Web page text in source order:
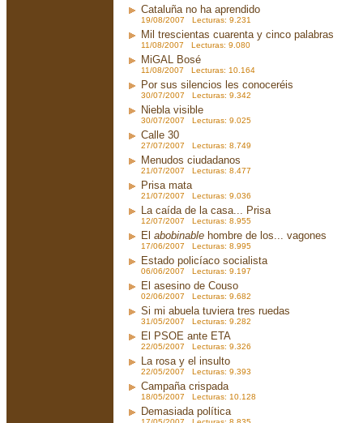
Cataluña no ha aprendido
19/08/2007 Lecturas: 9.231
Mil trescientas cuarenta y cinco palabras
11/08/2007 Lecturas: 9.080
MiGAL Bosé
11/08/2007 Lecturas: 10.164
Por sus silencios les conoceréis
30/07/2007 Lecturas: 9.342
Niebla visible
30/07/2007 Lecturas: 9.025
Calle 30
27/07/2007 Lecturas: 8.749
Menudos ciudadanos
21/07/2007 Lecturas: 8.477
Prisa mata
21/07/2007 Lecturas: 9.036
La caída de la casa... Prisa
12/07/2007 Lecturas: 8.955
El abobinable hombre de los... vagones
17/06/2007 Lecturas: 8.995
Estado policíaco socialista
06/06/2007 Lecturas: 9.197
El asesino de Couso
02/06/2007 Lecturas: 9.682
Si mi abuela tuviera tres ruedas
31/05/2007 Lecturas: 9.282
El PSOE ante ETA
22/05/2007 Lecturas: 9.326
La rosa y el insulto
22/05/2007 Lecturas: 9.393
Campaña crispada
18/05/2007 Lecturas: 10.128
Demasiada política